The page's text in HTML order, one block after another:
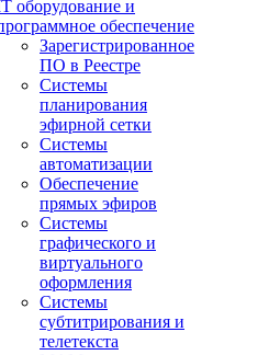
оборудование и
обеспечение
Зарегистрированное
ПО в Реестре
Системы
планирования
эфирной сетки
Системы
автоматизации
Обеспечение
прямых эфиров
Системы
графического и
виртуального
оформления
Системы
субтитрирования и
телетекста